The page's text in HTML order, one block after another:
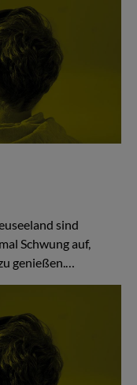
sind
Schwung auf,
genießen.…